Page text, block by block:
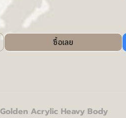
ซื้อเลย
Golden Acrylic Heavy Body